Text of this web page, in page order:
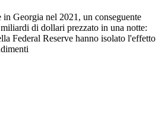
Georgia nel 2021, un conseguente
di dollari prezzato in una notte:
Federal Reserve hanno isolato l'effetto